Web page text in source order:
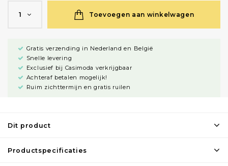
1 Toevoegen aan winkelwagen
Gratis verzending in Nederland en België
Snelle levering
Exclusief bij Casimoda verkrijgbaar
Achteraf betalen mogelijk!
Ruim zichttermijn en gratis ruilen
Dit product
Productspecificaties